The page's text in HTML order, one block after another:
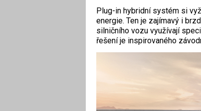
Plug-in hybridní systém si
energie. Ten je zajímavý i
silničního vozu využívají
řešení je inspirovaného